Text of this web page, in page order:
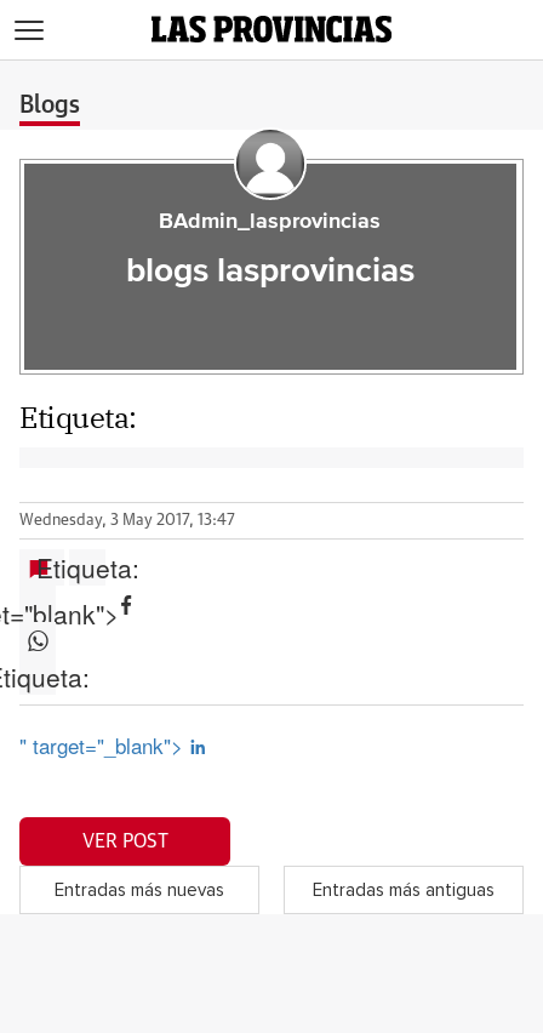
Blogs
BAdmin_lasprovincias
blogs lasprovincias
Etiqueta:
Wednesday, 3 May 2017, 13:47
Etiqueta:
" target="_blank">
VER POST
Entradas más nuevas Entradas más antiguas